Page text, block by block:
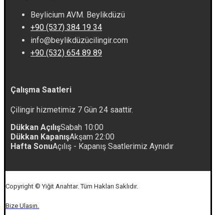
Beylicium AVM. Beylikdüzü
+90 (537) 384 19 34
info@beylikdüzücilingir.com
+90 (532) 654 89 89
Çalışma Saatleri
Çilingir hizmetimiz 7 Gün 24 saattir.
Dükkan AçılışSabah 10:00
Dükkan KapanışAkşam 22:00
Hafta SonuAçılış - Kapanış Saatlerimiz Aynıdır
Copyright © Yiğit Anahtar. Tüm Hakları Saklıdır.
Bize Ulaşın.